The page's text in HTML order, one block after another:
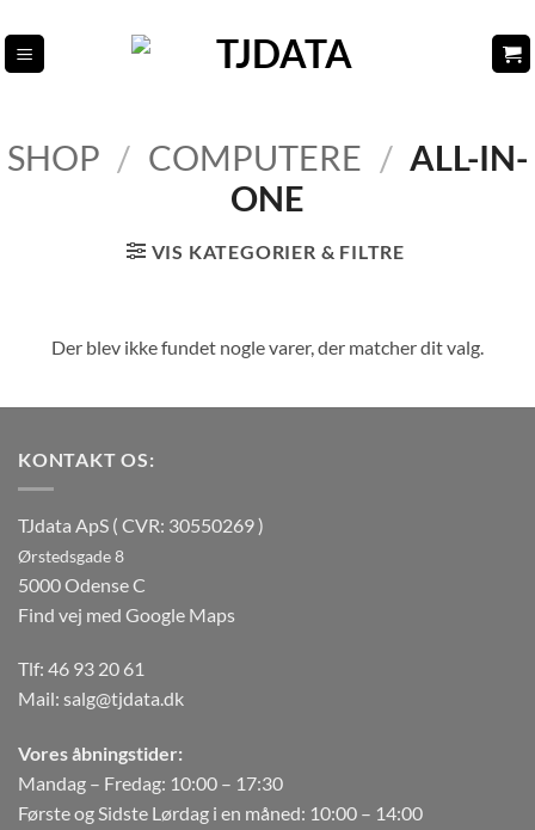
til
indhold
SHOP / COMPUTERE / ALL-IN-
ONE
VIS KATEGORIER & FILTRE
Der blev ikke fundet nogle varer, der matcher dit valg.
KONTAKT OS:
TJdata ApS ( CVR: 30550269 )
Ørstedsgade 8
5000 Odense C
Find vej med Google Maps
Tlf: 46 93 20 61
Mail: salg@tjdata.dk
Vores åbningstider:
Mandag – Fredag: 10:00 – 17:30
Første og Sidste Lørdag i en måned: 10:00 – 14:00